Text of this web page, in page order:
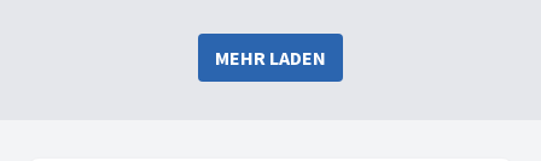
MEHR LADEN